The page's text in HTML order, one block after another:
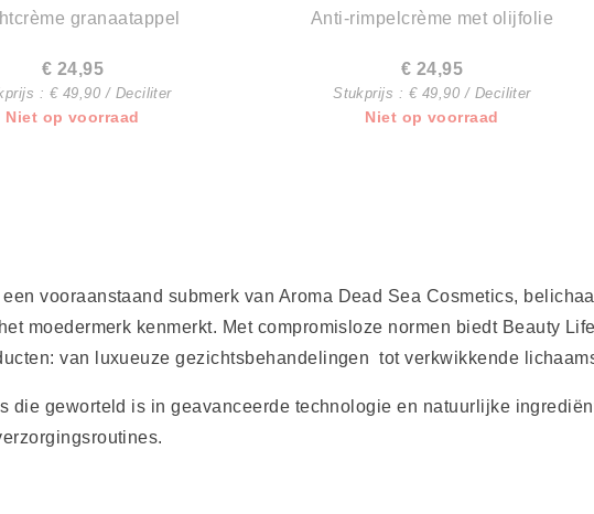
granaatappel
€ 24,95
: € 49,90 / Deciliter
Niet op voorraad
Anti-rimpelcrème met olijfolie
€ 24,95
Stukprijs : € 49,90 / Deciliter
Niet op voorraad
een vooraanstaand submerk van Aroma Dead Sea Cosmetics,
moedermerk kenmerkt. Met compromisloze normen biedt Beauty
van luxueuze gezichtsbehandelingen tot verkwikkende
die geworteld is in geavanceerde technologie en natuurlijke